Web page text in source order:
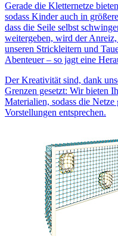
Gerade die Kletternetze
sodass Kinder auch in
dass die Seile selbst
weitergeben, wird der
unseren Strickleitern und
Abenteuer – so jagt eine
Der Kreativität sind, dank
Grenzen gesetzt: Wir bieten
Materialien, sodass die
Vorstellungen entsprechen.